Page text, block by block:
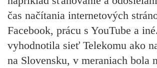
čas načítania internetových
Facebook, prácu s YouTube a
vyhodnotila sieť Telekomu ako
na Slovensku, v meraniach bola